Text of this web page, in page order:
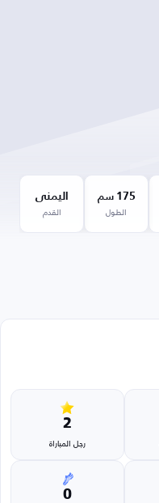
175 سم
الطول
اليمنى
القدم
2
رجل المباراة
0